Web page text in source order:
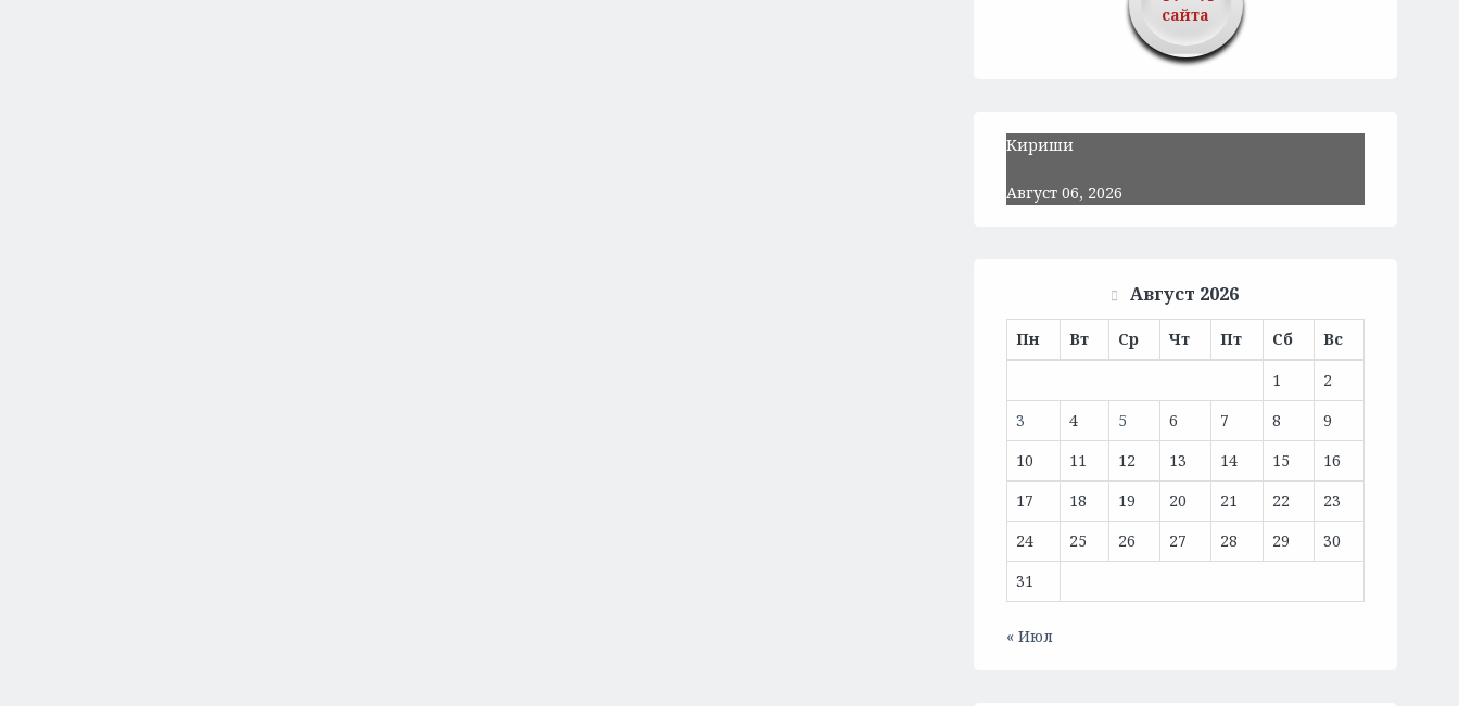
сайта
Кириши
Август 06, 2026
Август 2026
Пн Вт Ср Чт Пт Сб
Вс
1
2
3
4 5 6 7 8
9
10
11 12 13 14 15
16
17
18 19 20 21 22
23
24
25 26 27 28 29
30
31
« Июл